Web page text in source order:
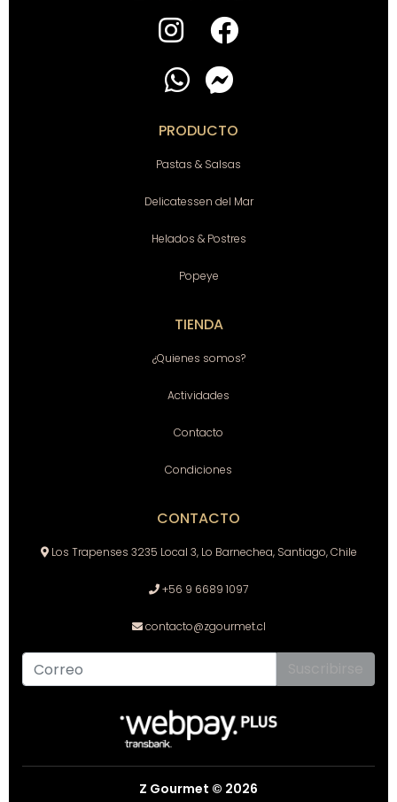
PRODUCTO
Pastas & Salsas
Delicatessen del Mar
Helados & Postres
Popeye
TIENDA
¿Quienes somos?
Actividades
Contacto
Condiciones
CONTACTO
Los Trapenses 3235 Local 3, Lo Barnechea, Santiago, Chile
+56 9 6689 1097
contacto@zgourmet.cl
Z Gourmet © 2026